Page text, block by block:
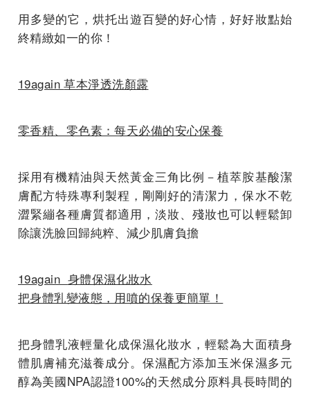
用多變的它，烘托出遊百變的好心情，好好妝點始
終精緻如一的你！
19again草本淨透洗顏露
零香精、零色素：每天必備的安心保養
採用有機精油與天然黃金三角比例－植萃胺基酸潔
膚配方特殊專利製程，剛剛好的清潔力，保水不乾
澀緊繃各種膚質都適用，淡妝、殘妝也可以輕鬆卸
除讓洗臉回歸純粹、減少肌膚負擔
19again 身體保濕化妝水
把身體乳變液態，用噴的保養更簡單！
把身體乳液輕量化成保濕化妝水，輕鬆為大面積身
體肌膚補充滋養成分。保濕配方添加玉米保濕多元
醇為美國NPA認證100%的天然成分原料具長時間的